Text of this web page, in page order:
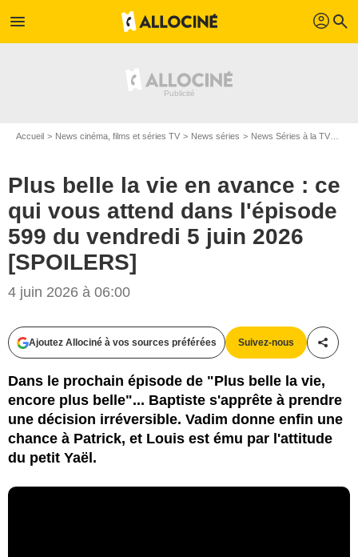
menu profil search
Accueil News cinéma, films et séries TV News séries News Séries à la TV
Plus belle la vie en avance : ce
qui vous attend dans l'épisode
599 du vendredi 5 juin 2026
[SPOILERS]
4 juin 2026 à 06:00
Ajoutez Allociné à vos sources préférées Suivez-nous
Dans le prochain épisode de "Plus belle la vie,
encore plus belle"... Baptiste s'apprête à prendre
une décision irréversible. Vadim donne enfin une
chance à Patrick, et Louis est ému par l'attitude
du petit Yaël.